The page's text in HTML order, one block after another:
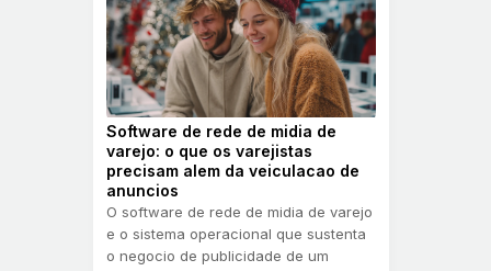
Software de rede de midia de
varejo: o que os varejistas
precisam alem da veiculacao de
anuncios
O software de rede de midia de varejo
e o sistema operacional que sustenta
o negocio de publicidade de um